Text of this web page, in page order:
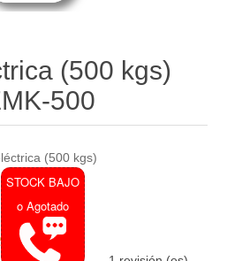
(500 kgs)
500
(500 kgs)
STOCK BAJO
o Agotado